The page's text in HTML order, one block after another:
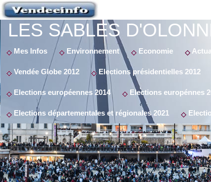
LES SABLES
Mes Infos Environnement Economie
Vendée Globe 2012 Elections présidentielles 2012
Elections européennes 2014 Elections europénnes
Elections départementales et régionales 2021